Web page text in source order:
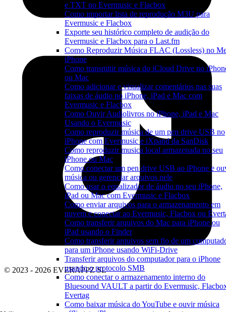
e TXT no Evermusic e Flacbox
Como importar lista de reprodução M3U para
Evermusic e Flacbox
Exporte seu histórico completo de audição do
Evermusic e Flacbox para o Last.fm
Como Reproduzir Música FLAC (Lossless) no
iPhone
Como transmitir música do iCloud Drive no
ou Mac
Como adicionar e visualizar comentários nas suas
faixas de áudio no iPhone, iPad e Mac com
Evermusic e Flacbox
Como Ouvir Audiolivros no iPhone, iPad e Mac
Usando o Evermusic
Como reproduzir música de um pen drive USB no
iPhone com Evermusic e iXpand da SanDisk
Como reproduzir musica local armazenada no seu
iPhone ou Mac
Como conectar um pen drive USB ao iPhone e
música ou gerenciar arquivos nele
Como usar o equalizador de áudio no seu iPhone,
iPad ou Mac com Evermusic e Flacbox
Como enviar arquivos para o armazenamento em
nuvem e conectar ao Evermusic, Flacbox ou
Como transferir arquivos do Mac para iPhone ou
iPad usando o Finder
Como transferir arquivos sem fio de um
para um iPhone usando WiFi-Drive
Transferir arquivos do computador para o iPhone
usando o protocolo SMB
Como conectar o armazenamento interno do
Bluesound VAULT a partir do Evermusic,
Evertag
Como baixar música do YouTube e ouvir música
© 2023 - 2026 EVERAPPZ SL